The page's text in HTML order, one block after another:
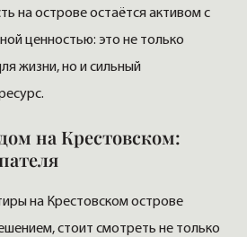
на острове остаётся активом с
ценностью: это не только
жизни, но и сильный
на Крестовском:
на Крестовском острове
стоит смотреть не только